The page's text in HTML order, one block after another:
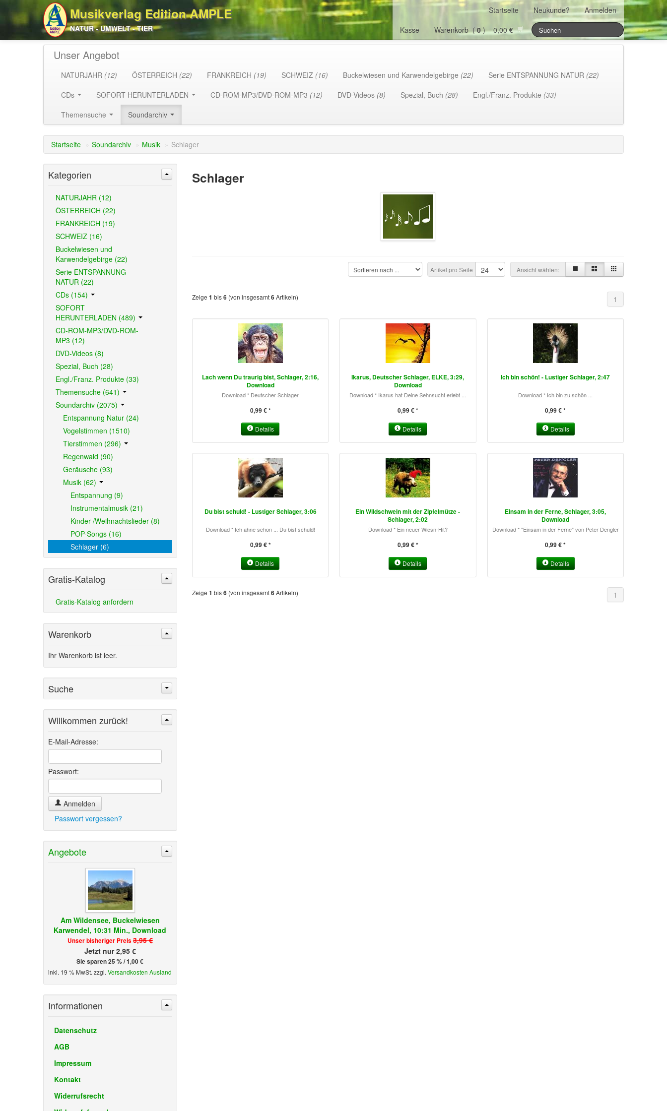
Musikverlag Edition AMPLE
NATUR - UMWELT - TIER
Startseite Neukunde?
Anmelden
Kasse
Warenkorb (0) 0,00 €
Unser Angebot
NATURJAHR (12) ÖSTERREICH (22) FRANKREICH (19) SCHWEIZ (16) Buckelwiesen und Karwendelgebirge (22) Serie ENTSPANNUNG NATUR (22)
CDs
SOFORT HERUNTERLADEN CD-ROM-MP3/DVD-ROM-MP3 (12) DVD-Videos (8) Spezial, Buch (28) Engl./Franz. Produkte (33)
Themensuche
Soundarchiv
Startseite » Soundarchiv » Musik » Schlager
Schlager
Ansicht wählen:
Artikel pro Seite
Zeige 1 bis6 (von insgesamt6 Artikeln) 1
Lach wenn Du traurig bist, Schlager, 2:16,
Download
Download * Deutscher Schlager
0,99 € *
Details
Ikarus, Deutscher Schlager, ELKE, 3:29,
Download
Download * Ikarus hat Deine Sehnsucht erlebt ...
0,99 € *
Details
Ich bin schön! - Lustiger Schlager, 2:47
Download * Ich bin zu schön ...
0,99 € *
Details
Du bist schuld! - Lustiger Schlager, 3:06
Download * Ich ahne schon ... Du bist schuld!
0,99 € *
Details
Ein Wildschwein mit der Zipfelmütze -
Schlager, 2:02
Download * Ein neuer Wiesn-Hit?
0,99 € *
Details
Einsam in der Ferne, Schlager, 3:05,
Download
Download * "Einsam in der Ferne" von Peter Dengler
0,99 € *
Details
Zeige 1 bis6 (von insgesamt6 Artikeln) 1
Kategorien
NATURJAHR (12)
ÖSTERREICH (22)
FRANKREICH (19)
SCHWEIZ (16)
Buckelwiesen und
Karwendelgebirge (22)
Serie ENTSPANNUNG
NATUR (22)
CDs (154)
SOFORT
HERUNTERLADEN (489)
CD-ROM-MP3/DVD-ROM-
MP3 (12)
DVD-Videos (8)
Spezial, Buch (28)
Engl./Franz. Produkte (33)
Themensuche (641)
Soundarchiv (2075)
Entspannung Natur (24)
Vogelstimmen (1510)
Tierstimmen (296)
Regenwald (90)
Geräusche (93)
Musik (62)
Entspannung (9)
Instrumentalmusik (21)
Kinder-/Weihnachtslieder (8)
POP-Songs (16)
Schlager (6)
Gratis-Katalog
Gratis-Katalog anfordern
Warenkorb
Ihr Warenkorb ist leer.
Suche
Willkommen zurück!
E-Mail-Adresse:
Passwort:
Anmelden
Passwort vergessen?
Angebote
Am Wildensee, Buckelwiesen
Karwendel, 10:31 Min., Download
Unser bisheriger Preis 3,95 €
Jetzt nur 2,95 €
Sie sparen 25 % / 1,00 €
inkl. 19 % MwSt. zzgl.Versandkosten Ausland
Informationen
Datenschutz
AGB
Impressum
Kontakt
Widerrufsrecht